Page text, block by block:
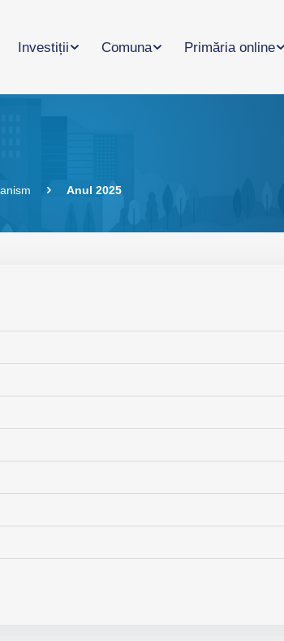
Investiții Comuna Primăria online
Anul 2025